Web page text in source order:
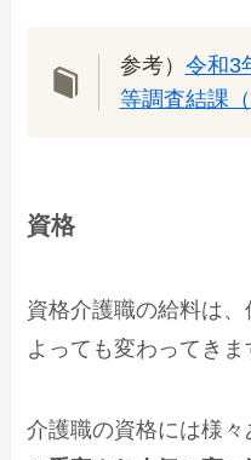
参考） 令和3
等調査結課
資格
資格介護職の給料は
よっても変わってきま
介護職の資格には様